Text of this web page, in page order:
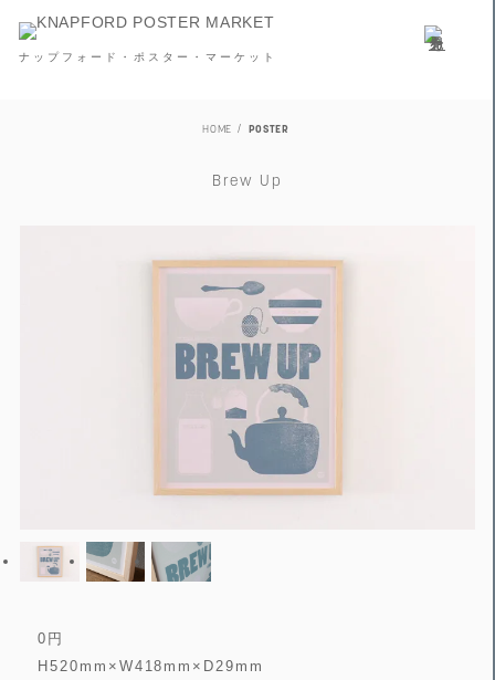
ナップフォード・ポスター・マーケット
HOME POSTER
Brew Up
0 円
H520mm×W418mm×D29mm